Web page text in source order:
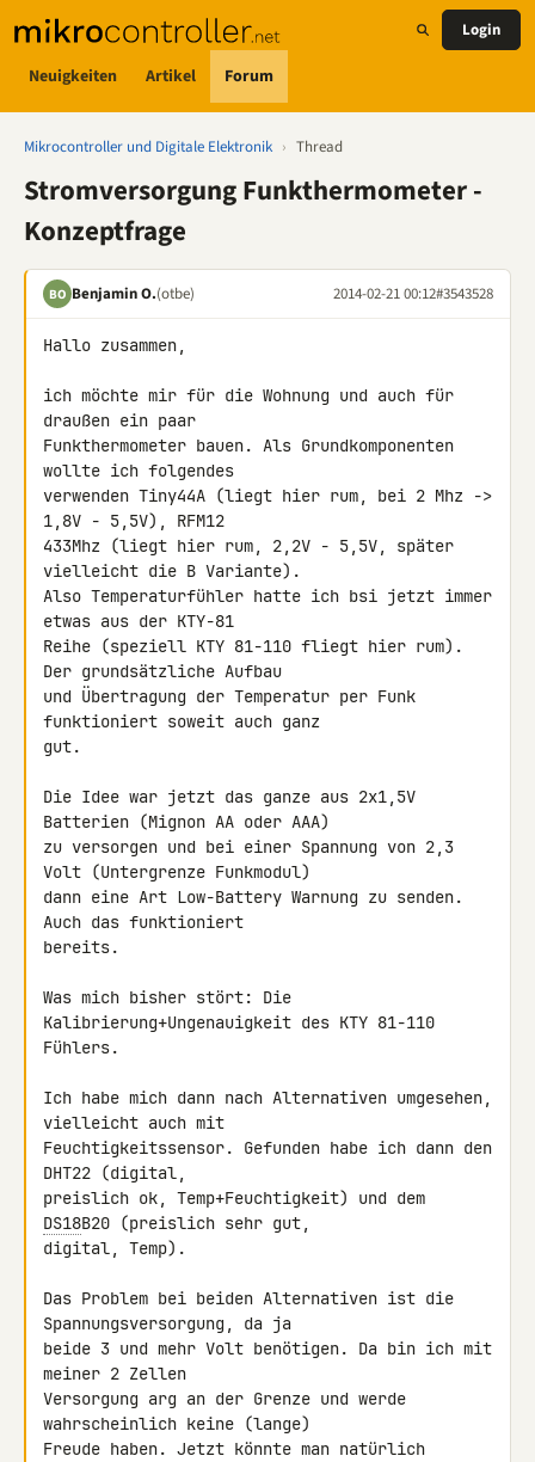
Neuigkeiten Artikel Forum
Login
Mikrocontroller und Digitale Elektronik › Thread
Stromversorgung Funkthermometer -
Konzeptfrage
BO Benjamin O.(otbe) 2014-02-21 00:12#3543528
Hallo zusammen,
ich möchte mir für die Wohnung und auch für
draußen ein paar
Funkthermometer bauen. Als Grundkomponenten
wollte ich folgendes
verwenden Tiny44A (liegt hier rum, bei 2 Mhz ->
1,8V - 5,5V), RFM12
433Mhz (liegt hier rum, 2,2V - 5,5V, später
vielleicht die B Variante).
Also Temperaturfühler hatte ich bsi jetzt immer
etwas aus der KTY-81
Reihe (speziell KTY 81-110 fliegt hier rum).
Der grundsätzliche Aufbau
und Übertragung der Temperatur per Funk
funktioniert soweit auch ganz
gut.
Die Idee war jetzt das ganze aus 2x1,5V
Batterien (Mignon AA oder AAA)
zu versorgen und bei einer Spannung von 2,3
Volt (Untergrenze Funkmodul)
dann eine Art Low-Battery Warnung zu senden.
Auch das funktioniert
bereits.
Was mich bisher stört: Die
Kalibrierung+Ungenauigkeit des KTY 81-110
Fühlers.
Ich habe mich dann nach Alternativen umgesehen,
vielleicht auch mit
Feuchtigkeitssensor. Gefunden habe ich dann den
DHT22 (digital,
DS18B20 (preislich sehr gut,
digital, Temp).
Das Problem bei beiden Alternativen ist die
Spannungsversorgung, da ja
beide 3 und mehr Volt benötigen. Da bin ich mit
meiner 2 Zellen
Versorgung arg an der Grenze und werde
wahrscheinlich keine (lange)
Freude haben. Jetzt könnte man natürlich